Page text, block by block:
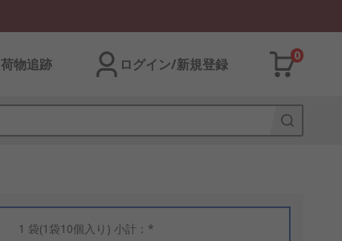
荷物追跡 ログイン/新規登録
0
1 袋(1袋10個入り) 小計：*